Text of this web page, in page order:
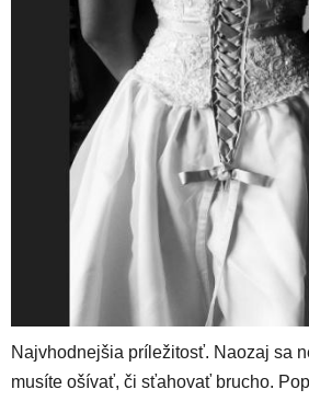
Najvhodnejšia príležitosť. Naozaj sa
musíte ošívať, či sťahovať brucho.